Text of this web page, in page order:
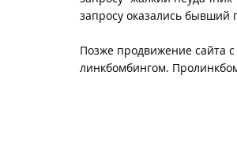
запросу оказались
Позже продвижение сайта
линкбомбингом.